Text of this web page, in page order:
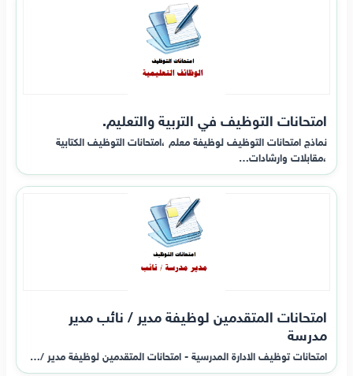
امتحانات التوظيف في التربية والتعليم.
نماذج امتحانات التوظيف لوظيفة معلم ،امتحانات التوظيف الكتابية
،مقابلات وارشادات…
امتحانات المتقدمين لوظيفة مدير / نائب مدير
مدرسة
امتحانات توظيف الادارة المدرسية - امتحانات المتقدمين لوظيفة مدير /…